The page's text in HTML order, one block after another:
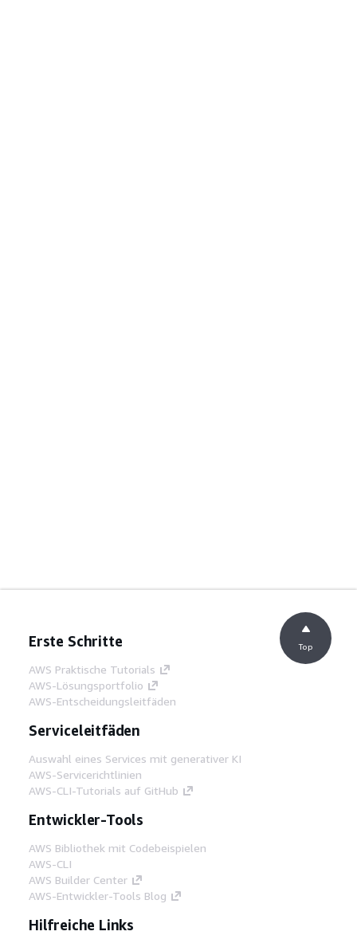
Erste Schritte
AWS Praktische Tutorials
AWS-Lösungsportfolio
AWS-Entscheidungsleitfäden
Serviceleitfäden
Auswahl eines Services mit generativer KI
AWS-Servicerichtlinien
AWS-CLI-Tutorials auf GitHub
Entwickler-Tools
AWS Bibliothek mit Codebeispielen
AWS-CLI
AWS Builder Center
AWS-Entwickler-Tools Blog
Hilfreiche Links
Top